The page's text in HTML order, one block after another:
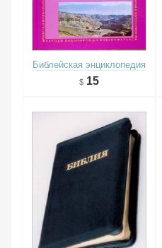
Библейская энциклопедия
15